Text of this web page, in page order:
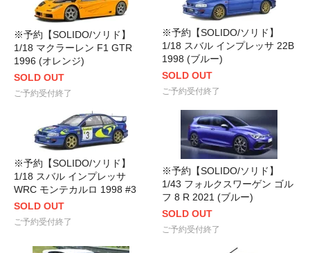
※予約【SOLIDO/ソリド】
1/18 マクラーレン F1 GTR
1996 (オレンジ)
SOLD OUT
ご予約受付終了
※予約【SOLIDO/ソリド】
1/18 スバル インプレッサ 22B
1998 (ブルー)
SOLD OUT
ご予約受付終了
※予約【SOLIDO/ソリド】
1/18 スバル インプレッサ
WRC モンテカルロ 1998 #3
SOLD OUT
ご予約受付終了
※予約【SOLIDO/ソリド】
1/43 フォルクスワーゲン ゴル
フ 8 R 2021 (ブルー)
SOLD OUT
ご予約受付終了